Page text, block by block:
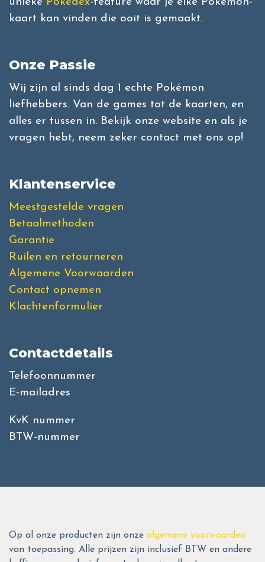
kaart kan vinden die ooit is gemaakt.
Onze Passie
Wij zijn al sinds dag 1 echte Pokémon
liefhebbers. Van de games tot de kaarten, en
alles er tussen in. Bekijk onze website en als je
vragen hebt, neem zeker contact met ons op!
Klantenservice
Meestgestelde vragen
Betaalmethoden
Garantie
Ruilen en retourneren
Algemene Voorwaarden
Contact opnemen
Klachtenformulier
Contactdetails
Telefoonnummer
E-mailadres
KvK nummer
BTW-nummer
Op al onze producten zijn onze algemene voorwaarden
van toepassing. Alle prijzen zijn inclusief BTW en andere